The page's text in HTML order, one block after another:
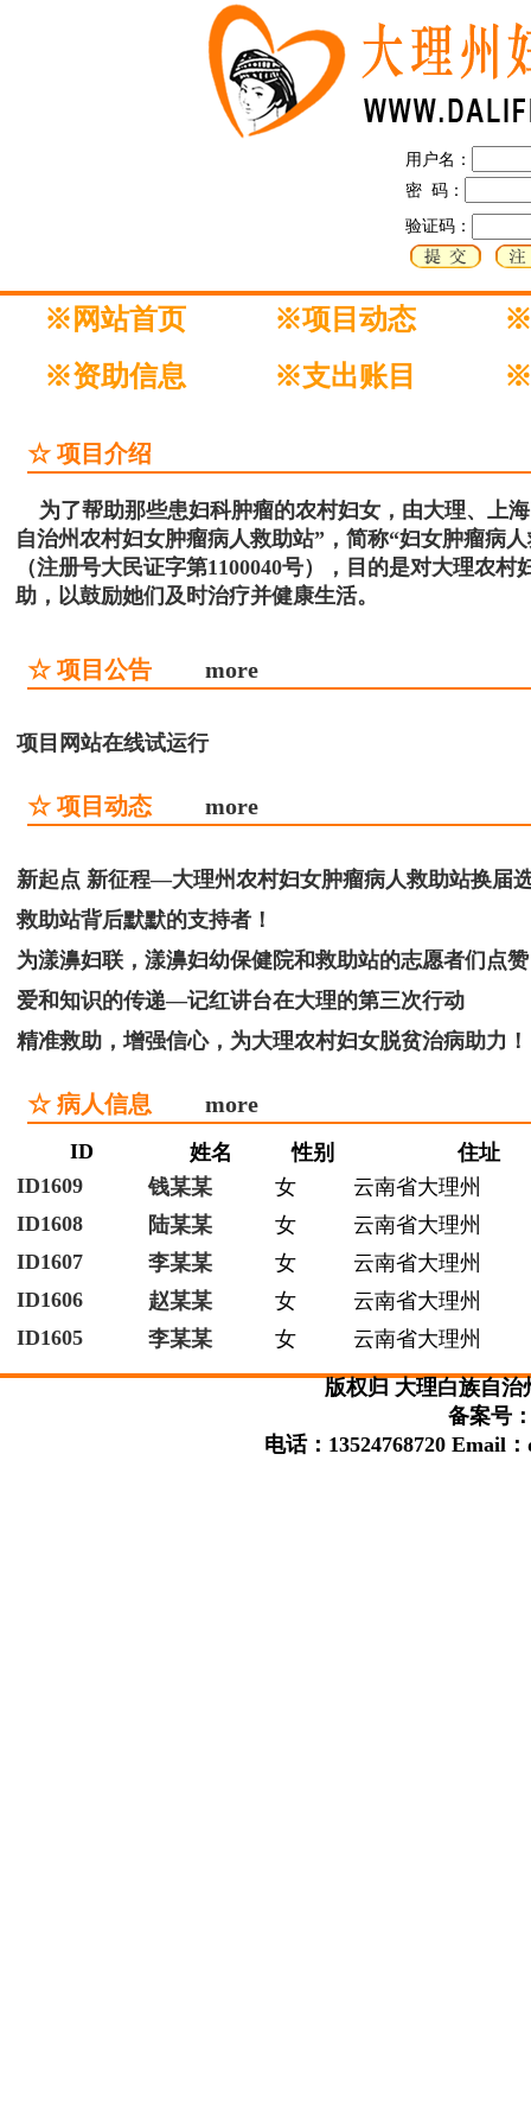
用户名：
密 码：
验证码：
※网站首页 ※项目动态
※
※资助信息
※支出账目 ※
☆ 项目介绍
为了帮助那些患妇科肿瘤的农村妇女，由大理、上
自治州农村妇女肿瘤病人救助站”，简称“妇女肿瘤病
（注册号大民证字第1100040号），目的是对大理农
助，以鼓励她们及时治疗并健康生活。
☆ 项目公告 more
项目网站在线试运行
☆ 项目动态 more
新起点 新征程—大理州农村妇女肿瘤病人救助站换届
救助站背后默默的支持者！
为漾濞妇联，漾濞妇幼保健院和救助站的志愿者们点
爱和知识的传递—记红讲台在大理的第三次行动
精准救助，增强信心，为大理农村妇女脱贫治病助力！
☆ 病人信息 more
ID 姓名 性别
住址
ID1609
钱某某 女
云南省大理州
ID1608
陆某某 女
云南省大理州
ID1607
李某某 女
云南省大理州
ID1606
赵某某 女
云南省大理州
ID1605
李某某 女 云南省大理州
版权归 大理白族自
备案号
电话：13524768720 Email